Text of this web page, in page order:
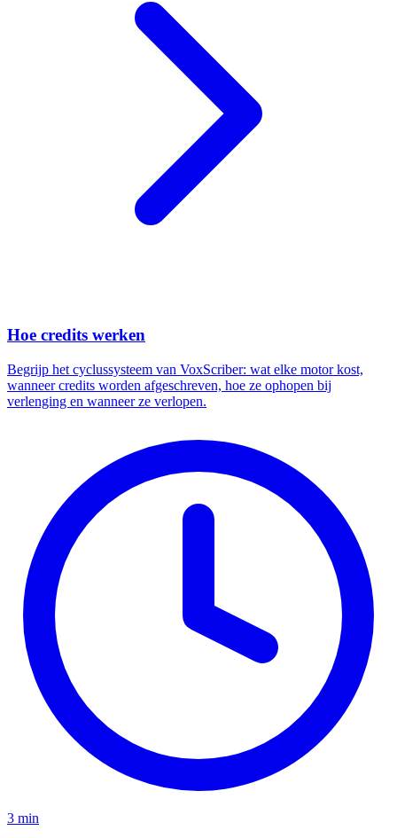
Hoe credits werken
Begrijp het cyclussysteem van VoxScriber: wat elke motor kost,
wanneer credits worden afgeschreven, hoe ze ophopen bij
verlenging en wanneer ze verlopen.
3 min